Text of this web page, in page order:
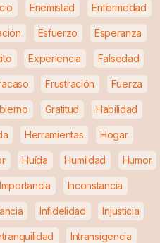
Enemistad Enfermedad
Esfuerzo Esperanza
Experiencia Falsedad
Frustración Fuerza
Gratitud Habilidad
Herramientas Hogar
Huída Humildad Humor
Importancia Inconstancia
Infidelidad Injusticia
Intransigencia